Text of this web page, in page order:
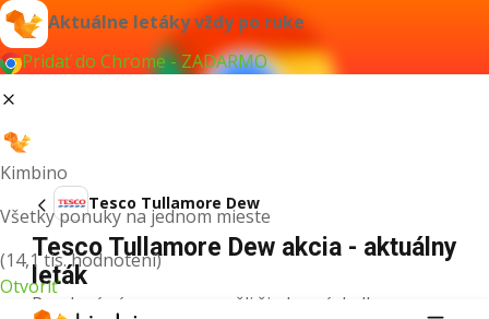
Aktuálne letáky vždy po ruke
Pridať do Chrome - ZADARMO
Kimbino
Všetky ponuky na jednom mieste
(14,1 tis. hodnotení)
Otvoriť
Tesco Tullamore Dew
Tesco Tullamore Dew akcia - aktuálny
leták
Pre daný výraz sme nenašli žiadne výsledky.